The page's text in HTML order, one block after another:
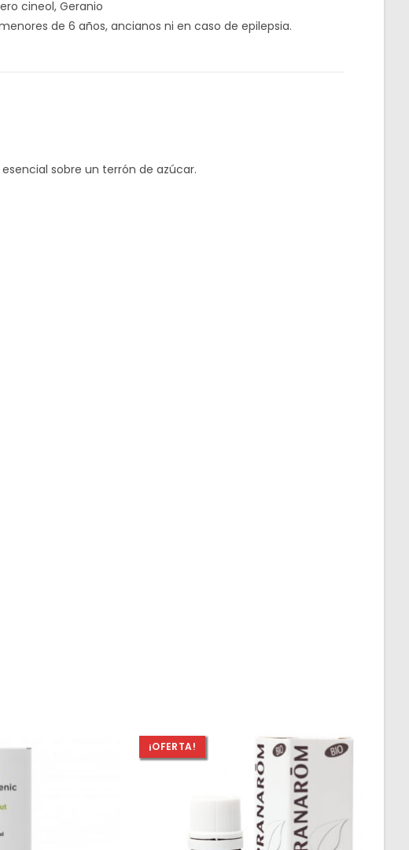
cineol, Geranio
de 6 años, ancianos ni en caso de epilepsia.
sobre un terrón de azúcar.
¡OFERTA!